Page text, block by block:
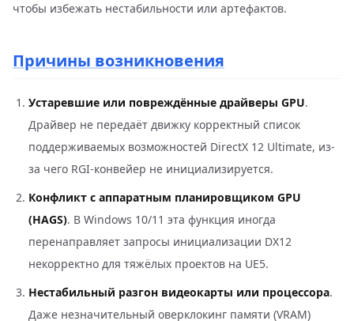
чтобы избежать нестабильности или артефактов.
Причины возникновения
Устаревшие или повреждённые драйверы GPU.
Драйвер не передаёт движку корректный список
поддерживаемых возможностей DirectX 12 Ultimate, из-
за чего RGI-конвейер не инициализируется.
Конфликт с аппаратным планировщиком GPU
(HAGS). В Windows 10/11 эта функция иногда
перенаправляет запросы инициализации DX12
некорректно для тяжёлых проектов на UE5.
Нестабильный разгон видеокарты или процессора.
Даже незначительный оверклокинг памяти (VRAM)